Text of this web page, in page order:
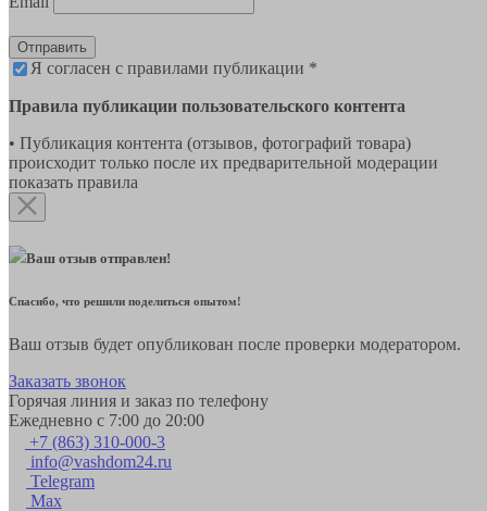
Отправить
Я согласен с правилами публикации *
Правила публикации пользовательского контента
• Публикация контента (отзывов, фотографий товара)
происходит только после их предварительной модерации
показать правила
Ваш отзыв отправлен!
Спасибо, что решили поделиться опытом!
Ваш отзыв будет опубликован после проверки модератором.
Заказать звонок
Горячая линия и заказ по телефону
Ежедневно с 7:00 до 20:00
+7 (863) 310-000-3
info@vashdom24.ru
Telegram
Max